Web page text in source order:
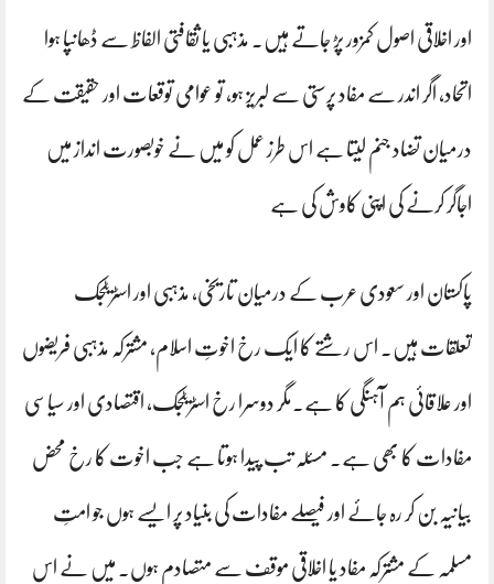
اور اخلاقی اصول کمزور پڑ جاتے ہیں۔ مذہبی یا ثقافتی الفاظ سے ڈھانپا ہوا
اتحاد، اگر اندر سے مفاد پرستی سے لبریز ہو، تو عوامی توقعات اور حقیقت کے
درمیان تضاد جنم لیتا ہے اس طرز عمل کو میں نے خوبصورت انداز میں
اجاگر کرنے کی اپنی کاوش کی ہے
پاکستان اور سعودی عرب کے درمیان تاریخی، مذہبی اور اسٹریٹجک
تعلقات ہیں۔ اس رشتے کا ایک رخ اخوتِ اسلام، مشترکہ مذہبی فریضوں
اور علاقائی ہم آہنگی کا ہے۔مگر دوسرا رخ اسٹریٹجک، اقتصادی اور سیاسی
مفادات کا بھی ہے۔ مسئلہ تب پیدا ہوتا ہے جب اخوت کا رخ محض
بیانیہ بن کر رہ جائے اور فیصلے مفادات کی بنیاد پر ایسے ہوں جو امتِ
مسلمہ کے مشترکہ مفاد یا اخلاقی موقف سے متصادم ہوں۔ میں نے اس